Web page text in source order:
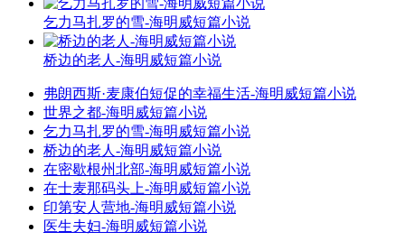
乞力马扎罗的雪-海明威短篇小说
桥边的老人-海明威短篇小说
弗朗西斯·麦康伯短促的幸福生活-海明威短篇小说
世界之都-海明威短篇小说
乞力马扎罗的雪-海明威短篇小说
桥边的老人-海明威短篇小说
在密歇根州北部-海明威短篇小说
在士麦那码头上-海明威短篇小说
印第安人营地-海明威短篇小说
医生夫妇-海明威短篇小说